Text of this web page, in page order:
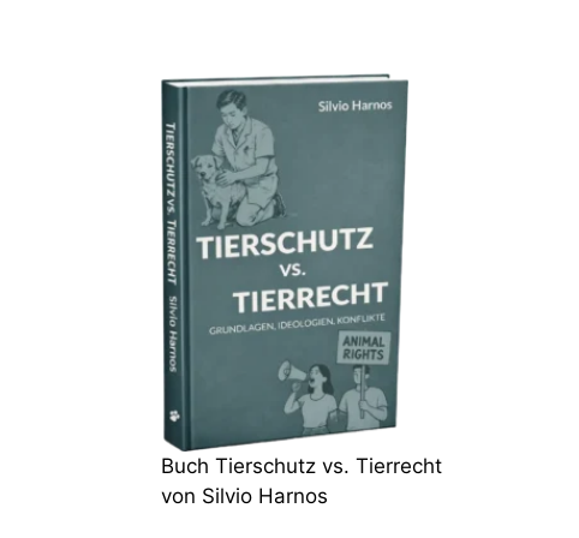
Buch Tierschutz vs. Tierrecht
von Silvio Harnos